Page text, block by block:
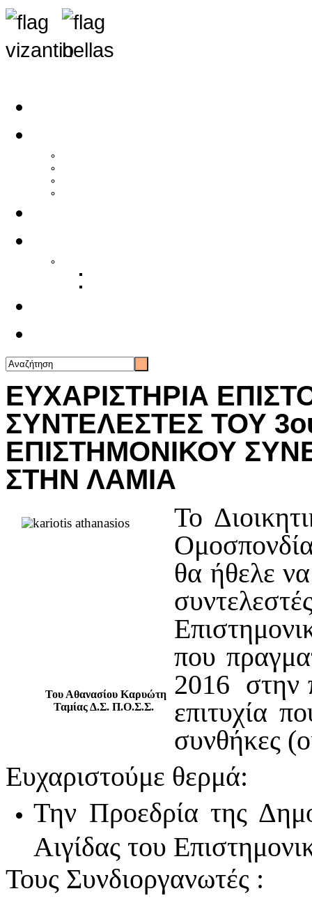
ΕΥΧΑΡΙΣΤΗΡΙΑ
ΣΥΝΤΕΛΕΣΤΕΣ ΤΟΥ
ΕΠΙΣΤΗΜΟΝΙΚΟΥ
ΣΤΗΝ ΛΑΜΙΑ
Του Αθανασίου Καρυώτη
Ταμίας Δ.Σ. Π.Ο.Σ.Σ.
Το
θα ήθελε
που
2016 στην
επιτυχία
συνθήκες
Ευχαριστούμε θερμά:
Την Προεδρία της
Αιγίδας του
Τους Συνδιοργανωτές :